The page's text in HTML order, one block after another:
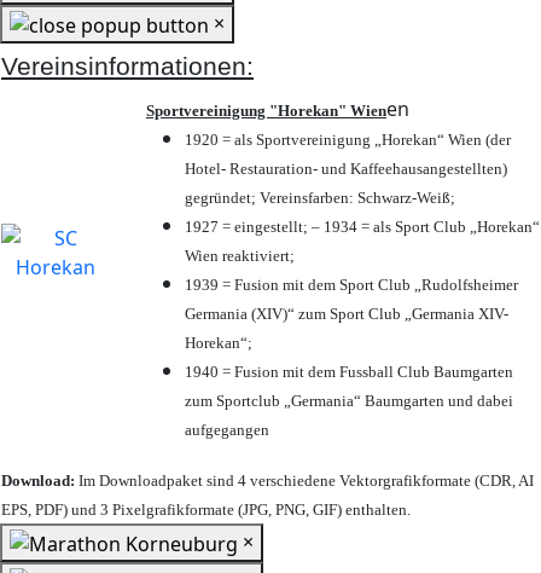
×
Vereinsinformationen:
Sportvereinigung "Horekan" Wienen
1920 = als Sportvereinigung „Horekan“ Wien (der
Hotel- Restauration- und Kaffeehausangestellten)
gegründet; Vereinsfarben: Schwarz-Weiß;
1927 = eingestellt; – 1934 = als Sport Club „Horekan“
Wien reaktiviert;
1939 = Fusion mit dem Sport Club „Rudolfsheimer
Germania (XIV)“ zum Sport Club „Germania XIV-
Horekan“;
1940 = Fusion mit dem Fussball Club Baumgarten
zum Sportclub „Germania“ Baumgarten und dabei
aufgegangen
Download: Im Downloadpaket sind 4 verschiedene Vektorgrafikformate (CDR, AI
EPS, PDF) und 3 Pixelgrafikformate (JPG, PNG, GIF) enthalten.
×